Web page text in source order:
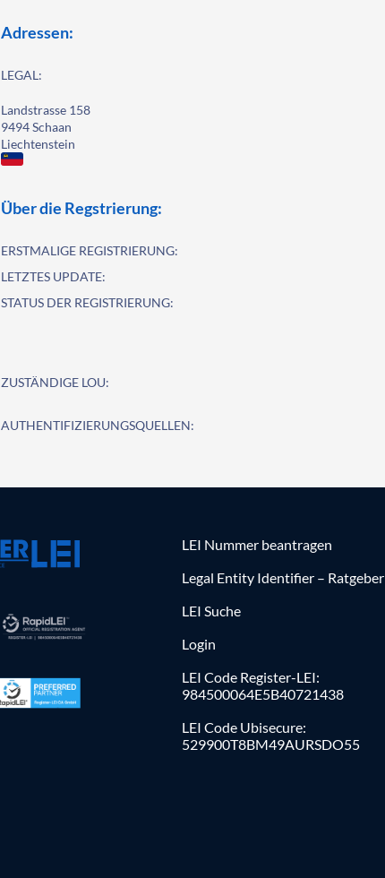
Adressen:
LEGAL:
Landstrasse 158
9494 Schaan
Liechtenstein
Über die Regstrierung:
ERSTMALIGE REGISTRIERUNG:
LETZTES UPDATE:
STATUS DER REGISTRIERUNG:
ZUSTÄNDIGE LOU:
AUTHENTIFIZIERUNGSQUELLEN:
LEI Nummer beantragen
Legal Entity Identifier – Ratgeber
LEI Suche
Login
LEI Code Register-LEI:
984500064E5B40721438
LEI Code Ubisecure:
529900T8BM49AURSDO55